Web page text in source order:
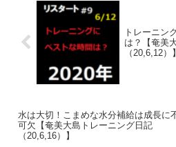
トレーニン
は？【奄美
（20,6,12）】
水は大切！こまめな水分補給は成長に
可欠【奄美大島トレーニング日記
（20,6,16）】